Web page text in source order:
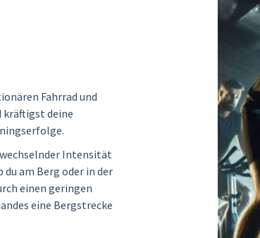
Fahrrad und
kräftigst deine
Intensität
du am Berg oder in der
einen geringen
eine Bergstrecke